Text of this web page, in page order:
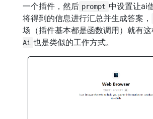
一个插件，然后 prompt 中设置让ai
将得到的信息进行汇总并生成答案，
场（插件基本都是函数调用）就有这
Ai 也是类似的工作方式。